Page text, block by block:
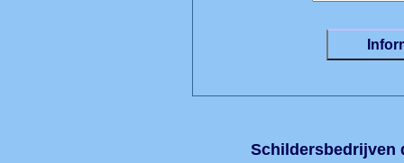
Schildersbedrijven